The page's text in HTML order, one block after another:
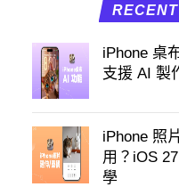
iPhone 桌
支援 AI 製
iPhone 照
用？iOS
學